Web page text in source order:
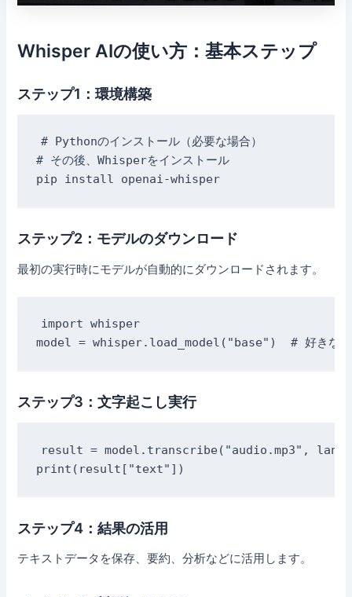
Whisper AIの使い方：基本ステップ
ステップ1：環境構築
# Pythonのインストール（必要な場合）
# その後、Whisperをインストール
pip install openai-whisper
ステップ2：モデルのダウンロード
最初の実行時にモデルが自動的にダウンロードされます。
import whisper
ステップ3：文字起こし実行
result = model.transcribe("audio.mp3",
ステップ4：結果の活用
テキストデータを保存、要約、分析などに活用します。